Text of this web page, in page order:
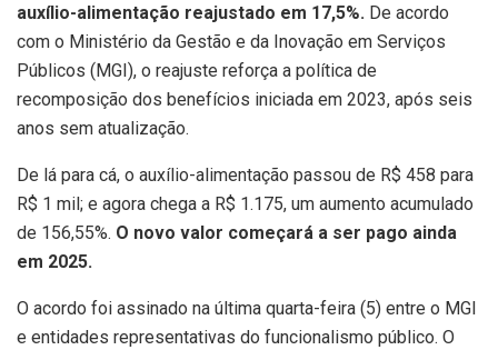
auxílio-alimentação reajustado em 17,5%. De acordo
com o Ministério da Gestão e da Inovação em Serviços
Públicos (MGI), o reajuste reforça a política de
recomposição dos benefícios iniciada em 2023, após seis
anos sem atualização.
De lá para cá, o auxílio-alimentação passou de R$ 458 para
R$ 1 mil; e agora chega a R$ 1.175, um aumento acumulado
de 156,55%. O novo valor começará a ser pago ainda
em 2025.
O acordo foi assinado na última quarta-feira (5) entre o MGI
e entidades representativas do funcionalismo público. O